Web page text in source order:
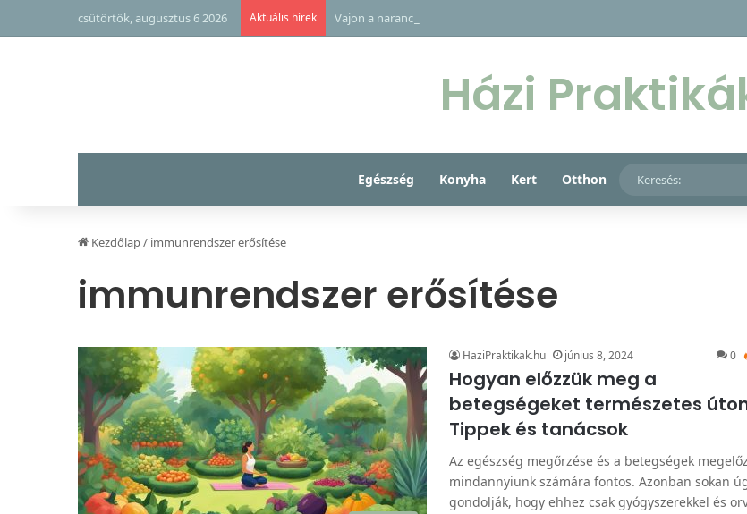
csütörtök, augusztus 6 2026 Aktuális hírek Vajon a narancs, só, cukor és méz fantasztikus együttese rejti a kulcsot
Házi
Egészség Konyha Kert Otthon
Kezdőlap/ immunrendszer erősítése
immunrendszer erősítése
HaziPraktikak.hu június 8, 2024 0
Hogyan előzzük meg a
betegségeket természetes
Tippek és tanácsok
Az egészség megőrzése és a betegségek
mindannyiunk számára fontos. Azonban sokan
gondolják, hogy ehhez csak gyógyszerekkel és